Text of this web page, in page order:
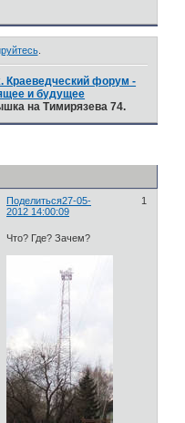
.
форум -
и будущее
на Тимирязева 74.
Поделиться 1
27-05-
2012 14:00:09
Что? Где? Зачем?